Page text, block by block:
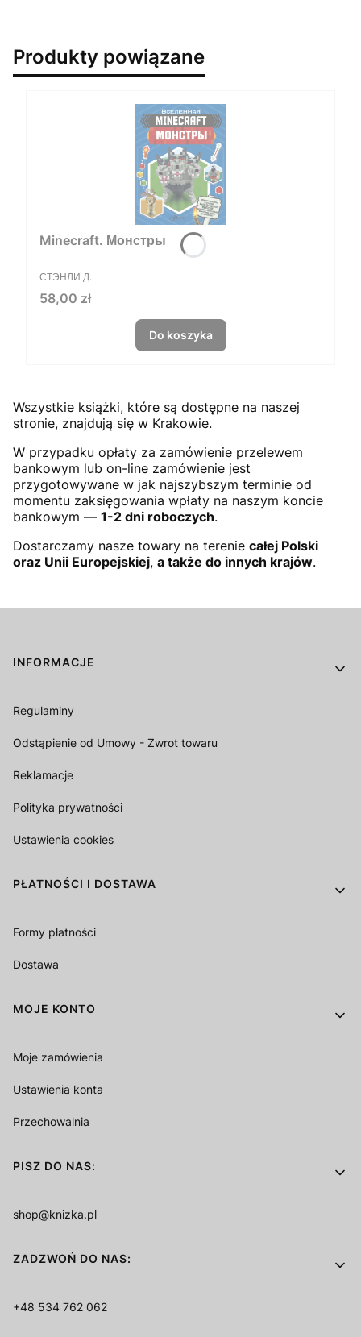
Produkty powiązane
Minecraft. Монстры
PRODUCENT
СТЭНЛИ Д.
Cena
58,00 zł
Do koszyka
Wszystkie książki, które są dostępne na naszej
stronie, znajdują się w Krakowie.
W przypadku opłaty za zamówienie przelewem
bankowym lub on-line zamówienie jest
przygotowywane w jak najszybszym terminie od
momentu zaksięgowania wpłaty na naszym koncie
bankowym — 1-2 dni roboczych.
Dostarczamy nasze towary na terenie całej Polski
oraz Unii Europejskiej, a także do innych krajów.
Linki w stopce
INFORMACJE
Regulaminy
Odstąpienie od Umowy - Zwrot towaru
Reklamacje
Polityka prywatności
Ustawienia cookies
PŁATNOŚCI I DOSTAWA
Formy płatności
Dostawa
MOJE KONTO
Moje zamówienia
Ustawienia konta
Przechowalnia
PISZ DO NAS:
shop@knizka.pl
ZADZWOŃ DO NAS:
+48 534 762 062